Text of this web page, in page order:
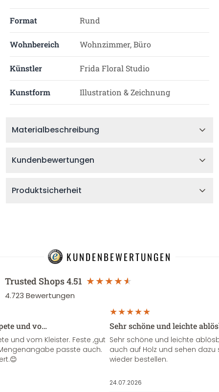
Format Rund
Wohnbereich Wohnzimmer, Büro
Künstler Frida Floral Studio
Kunstform Illustration & Zeichnung
Materialbeschreibung
Kundenbewertungen
Produktsicherheit
KUNDENBEWERTUNGEN
Trusted Shops4.51
4.723 Bewertungen
und vo…
und vom Kleister. Feste ,gut
passte auch.
Sehr schöne und leichte
Sehr schöne und leichte
auch auf Holz und sehen
wieder bestellen.
24.07.2026